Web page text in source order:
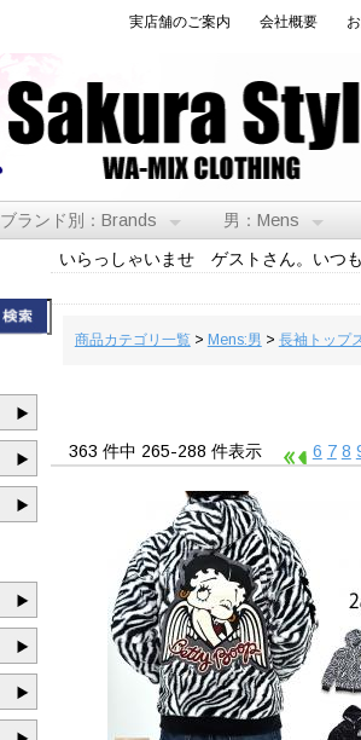
実店舗のご案内 会社概要
ブランド別：Brands 男：Mens
いらっしゃいませ ゲストさん。いつ
商品カテゴリ一覧> Mens:男 > 長袖トップ
363 件中 265-288 件表示 6 7 8